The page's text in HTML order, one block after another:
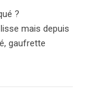
?
mais depuis
gaufrette